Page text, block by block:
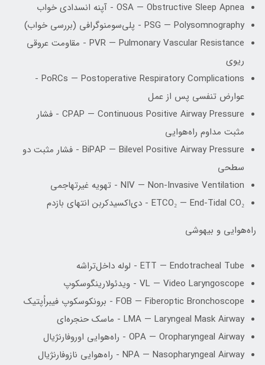
OSA — Obstructive Sleep Apnea - آپنه انسدادی خواب
PSG — Polysomnography - پلی‌سومنوگرافی (بررسی خواب)
PVR — Pulmonary Vascular Resistance - مقاومت عروقی
ریوی
PoRCs — Postoperative Respiratory Complications -
عوارض تنفسی پس از عمل
CPAP — Continuous Positive Airway Pressure - فشار
مثبت مداوم راه‌هوایی
BiPAP — Bilevel Positive Airway Pressure - فشار مثبت دو
سطحی
NIV — Non-Invasive Ventilation - تهویه غیرتهاجمی
ETCO₂ — End-Tidal CO₂ - دی‌اکسیدکربن انتهای بازدم
راه‌هوایی و بیهوشی
ETT — Endotracheal Tube - لوله داخل‌تراشه
VL — Video Laryngoscope - ویدئولارینگوسکوپ
FOB — Fiberoptic Bronchoscope - برونکوسکوپ فیبراُپتیک
LMA — Laryngeal Mask Airway - ماسک حنجره‌ای
OPA — Oropharyngeal Airway - راه‌هوایی اوروفارنژیال
NPA — Nasopharyngeal Airway - راه‌هوایی نازوفارنژیال